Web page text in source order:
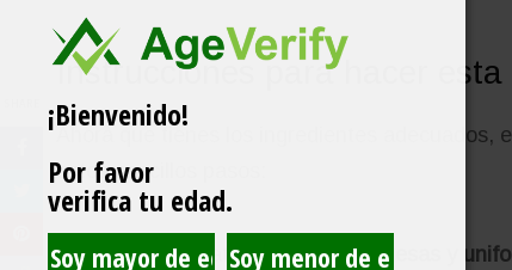
Instrucciones para hacer
Ahora que tienes los ingredientes
estos sencillos pasos:
Corta los tomates enrodajas gruesas y
¡Bienvenido!
Por favor
verifica tu edad.